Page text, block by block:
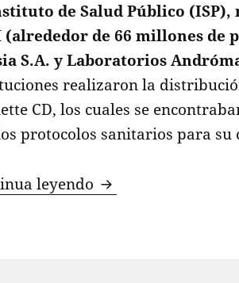
de Salud Público
(alrededor de 66 millones de
S.A. y Laboratorios
realizaron la
CD, los cuales se
protocolos sanitarios para su
leyendo ISP anunció